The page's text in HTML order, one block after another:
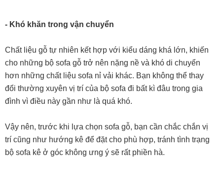
- Khó khăn trong vận chuyển
Chất liệu gỗ tự nhiên kết hợp với kiểu dáng khá lớn, khiến
cho những bộ sofa gỗ trở nên nặng nề và khó di chuyển
hơn những chất liệu sofa nỉ vải khác. Bạn không thể thay
đổi thường xuyên vị trí của bộ sofa đi bất kì đâu trong gia
đình vì điều này gần như là quá khó.
Vậy nên, trước khi lựa chọn sofa gỗ, bạn cần chắc chắn vị
trí cũng như hướng kê để đặt cho phù hợp, tránh tình trạng
bộ sofa kê ở góc không ưng ý sẽ rất phiền hà.